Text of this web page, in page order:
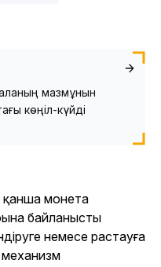
мазмұнын
көңіл-күйді
монета
байланысты
немесе растауға
механизм